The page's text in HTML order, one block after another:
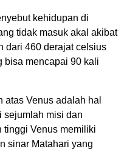
kehidupan di
tidak masuk akal akibat
dari 460 derajat celsius
bisa mencapai 90 kali
atas Venus adalah hal
sejumlah misi dan
tinggi Venus memiliki
sinar Matahari yang